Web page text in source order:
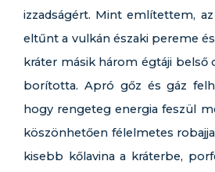
izzadságért. Mint említettem,
eltűnt a vulkán északi pereme
kráter másik három égtáji belső
borította. Apró gőz és gáz
hogy rengeteg energia feszül
köszönhetően félelmetes
kisebb kőlavina a kráterbe,